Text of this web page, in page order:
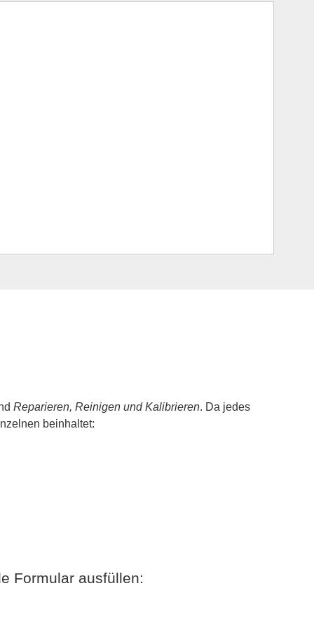
Reparieren, Reinigen und Kalibrieren. Da jedes
beinhaltet:
Formular ausfüllen: